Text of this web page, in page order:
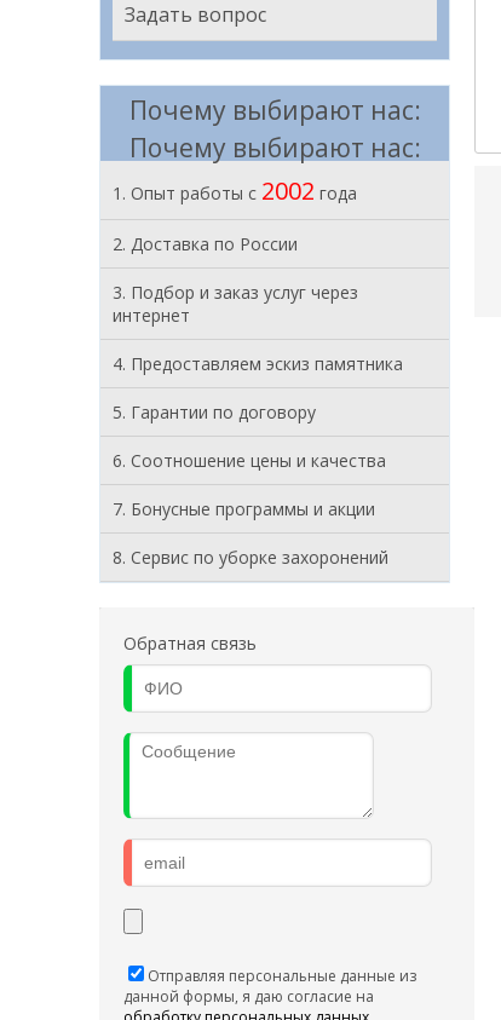
Задать вопрос
Почему выбирают нас:
Почему выбирают нас:
1. Опыт работы с 2002 года
2. Доставка по России
3. Подбор и заказ услуг через
интернет
4. Предоставляем эскиз памятника
5. Гарантии по договору
6. Соотношение цены и качества
7. Бонусные программы и акции
8. Cервис по уборке захоронений
Обратная связь
Отправляя персональные данные из
данной формы, я даю согласие на